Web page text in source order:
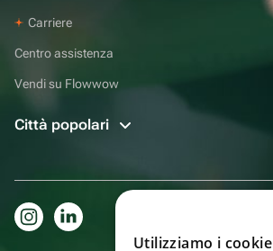
Carriere
Centro assistenza
Vendi su Flowwow
Città popolari
Utilizziamo i cookie